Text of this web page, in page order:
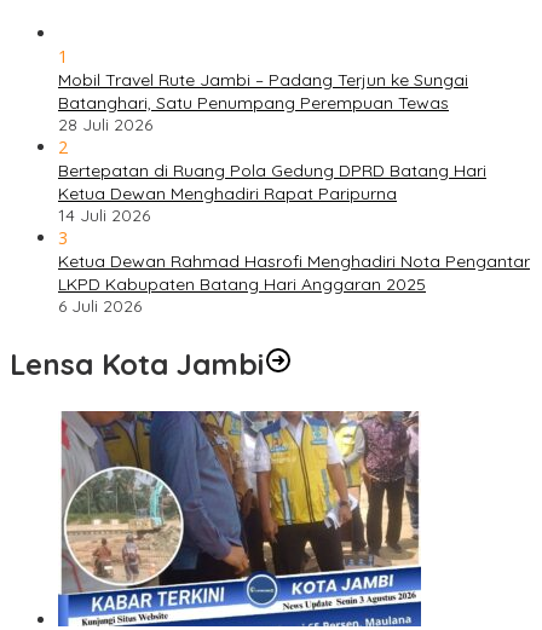
1
Mobil Travel Rute Jambi – Padang Terjun ke Sungai
Batanghari, Satu Penumpang Perempuan Tewas
28 Juli 2026
2
Bertepatan di Ruang Pola Gedung DPRD Batang Hari
Ketua Dewan Menghadiri Rapat Paripurna
14 Juli 2026
3
Ketua Dewan Rahmad Hasrofi Menghadiri Nota Pengantar
LKPD Kabupaten Batang Hari Anggaran 2025
6 Juli 2026
Lensa Kota Jambi